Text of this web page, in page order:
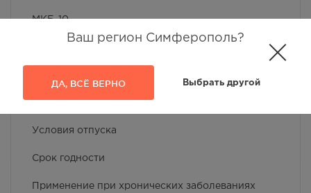
Ваш регион Симферополь?
ДА, ВСЁ ВЕРНО Выбрать другой
МКБ-10
Применение детьми
Условия отпуска
Срок годности
Применение при хронических заболеваниях